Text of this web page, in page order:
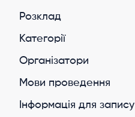
Розклад
Категорії
Організатори
Мови проведення
Інформація для запису